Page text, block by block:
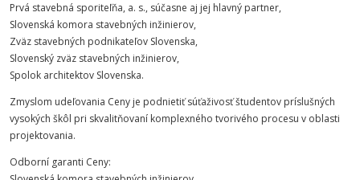
Prvá stavebná sporiteľňa, a. s., súčasne aj jej hlavný partner,
Slovenská komora stavebných inžinierov,
Zväz stavebných podnikateľov Slovenska,
Slovenský zväz stavebných inžinierov,
Spolok architektov Slovenska.
Zmyslom udeľovania Ceny je podnietiť súťaživosť študentov príslušných
vysokých škôl pri skvalitňovaní komplexného tvorivého procesu v oblasti
projektovania.
Odborní garanti Ceny: